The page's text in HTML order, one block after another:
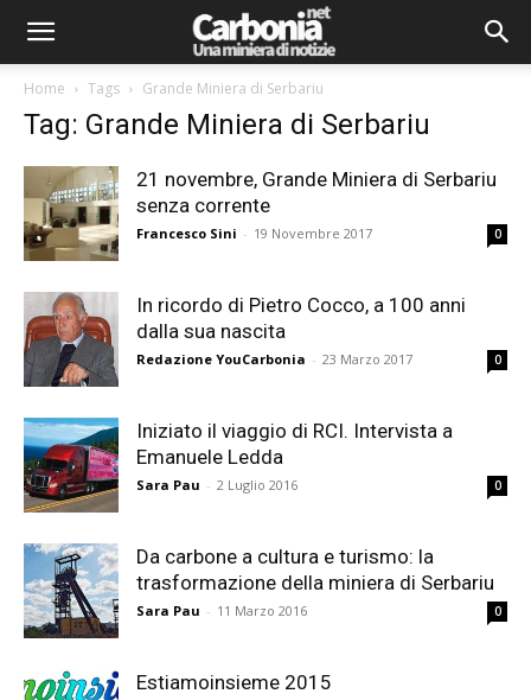
Home Tags Grande Miniera di Serbariu
Tag: Grande Miniera di Serbariu
21 novembre, Grande Miniera di Serbariu
senza corrente
Francesco Sini - 19 Novembre 2017 0
In ricordo di Pietro Cocco, a 100 anni
dalla sua nascita
Redazione YouCarbonia - 23 Marzo 2017 0
Iniziato il viaggio di RCI. Intervista a
Emanuele Ledda
Sara Pau - 2 Luglio 2016 0
Da carbone a cultura e turismo: la
trasformazione della miniera di Serbariu
Sara Pau - 11 Marzo 2016 0
Estiamoinsieme 2015